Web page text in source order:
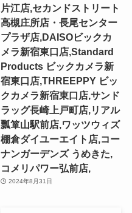
片江店,セカンドストリート
高槻庄所店・長尾センター
プラザ店,DAISOビックカ
メラ新宿東口店,Standard
Products ビックカメラ新
宿東口店,THREEPPY ビッ
クカメラ新宿東口店,サンド
ラッグ長崎上戸町店,リアル
瓢箪山駅前店,ワッツウィズ
棚倉ダイユーエイト店,コー
ナンガーデンズ うめきた,
コメリパワー弘前店,
2024年8月31日